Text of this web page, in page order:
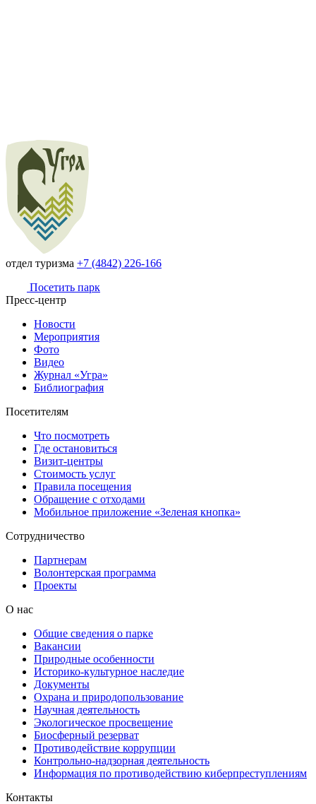
отдел туризма +7 (4842) 226-166
Посетить парк
Пресс-центр
Новости
Мероприятия
Фото
Видео
Журнал «Угра»
Библиография
Посетителям
Что посмотреть
Где остановиться
Визит-центры
Стоимость услуг
Правила посещения
Обращение с отходами
Мобильное приложение «Зеленая кнопка»
Сотрудничество
Партнерам
Волонтерская программа
Проекты
О нас
Общие сведения о парке
Вакансии
Природные особенности
Историко-культурное наследие
Документы
Охрана и природопользование
Научная деятельность
Экологическое просвещение
Биосферный резерват
Противодействие коррупции
Контрольно-надзорная деятельность
Информация по противодействию киберпреступлениям
Контакты